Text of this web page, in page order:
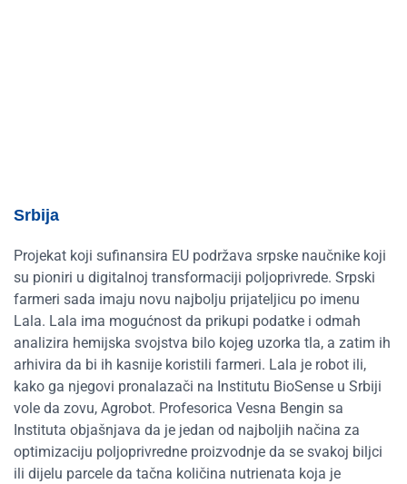
Srbija
Projekat koji sufinansira EU podržava srpske naučnike koji
su pioniri u digitalnoj transformaciji poljoprivrede. Srpski
farmeri sada imaju novu najbolju prijateljicu po imenu
Lala. Lala ima mogućnost da prikupi podatke i odmah
analizira hemijska svojstva bilo kojeg uzorka tla, a zatim ih
arhivira da bi ih kasnije koristili farmeri. Lala je robot ili,
kako ga njegovi pronalazači na Institutu BioSense u Srbiji
vole da zovu, Agrobot. Profesorica Vesna Bengin sa
Instituta objašnjava da je jedan od najboljih načina za
optimizaciju poljoprivredne proizvodnje da se svakoj biljci
ili dijelu parcele da tačna količina nutrienata koja je